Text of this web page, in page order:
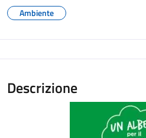
Ambiente
Descrizione